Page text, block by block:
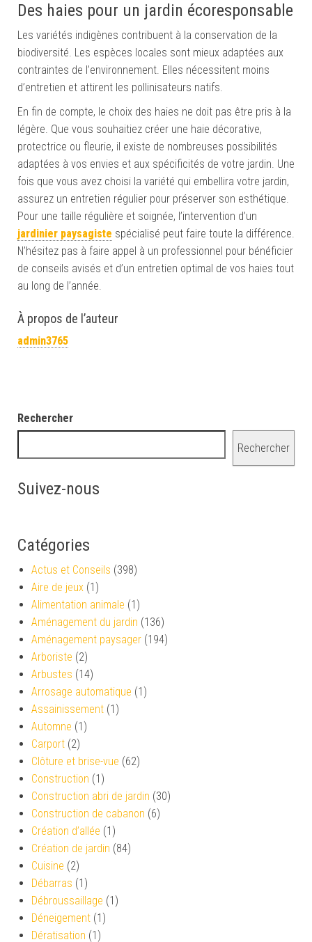
Des haies pour un jardin écoresponsable
Les variétés indigènes contribuent à la conservation de la
biodiversité. Les espèces locales sont mieux adaptées aux
contraintes de l’environnement. Elles nécessitent moins
d’entretien et attirent les pollinisateurs natifs.
En fin de compte, le choix des haies ne doit pas être pris à la
légère. Que vous souhaitiez créer une haie décorative,
protectrice ou fleurie, il existe de nombreuses possibilités
adaptées à vos envies et aux spécificités de votre jardin. Une
fois que vous avez choisi la variété qui embellira votre jardin,
assurez un entretien régulier pour préserver son esthétique.
Pour une taille régulière et soignée, l’intervention d’un
jardinier paysagiste spécialisé peut faire toute la différence.
N’hésitez pas à faire appel à un professionnel pour bénéficier
de conseils avisés et d’un entretien optimal de vos haies tout
au long de l’année.
À propos de l’auteur
admin3765
Rechercher
Rechercher
Suivez-nous
Catégories
Actus et Conseils (398)
Aire de jeux (1)
Alimentation animale (1)
Aménagement du jardin (136)
Aménagement paysager (194)
Arboriste (2)
Arbustes (14)
Arrosage automatique (1)
Assainissement (1)
Automne (1)
Carport (2)
Clôture et brise-vue (62)
Construction (1)
Construction abri de jardin (30)
Construction de cabanon (6)
Création d’allée (1)
Création de jardin (84)
Cuisine (2)
Débarras (1)
Débroussaillage (1)
Déneigement (1)
Dératisation (1)